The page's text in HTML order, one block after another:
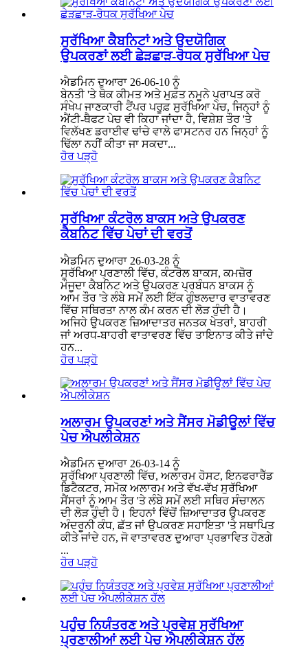
ਸੁਰੱਖਿਆ ਕੈਬਨਿਟਾਂ ਅਤੇ ਉਦਯੋਗਿਕ
ਉਪਕਰਣਾਂ ਲਈ ਛੇੜਛਾੜ-ਰੋਧਕ ਸੁਰੱਖਿਆ ਪੇਚ
ਐਡਮਿਨ ਦੁਆਰਾ 26-06-10 ਨੂੰ
ਬੇਨਤੀ 'ਤੇ ਥੋਕ ਕੀਮਤ ਅਤੇ ਮੁਫ਼ਤ ਨਮੂਨੇ ਪ੍ਰਾਪਤ ਕਰੋ
ਸੰਖੇਪ ਜਾਣਕਾਰੀ ਟੈਂਪਰ ਪਰੂਫ਼ ਸੁਰੱਖਿਆ ਪੇਚ, ਜਿਨ੍ਹਾਂ ਨੂੰ
ਐਂਟੀ-ਥੈਫਟ ਪੇਚ ਵੀ ਕਿਹਾ ਜਾਂਦਾ ਹੈ, ਵਿਸ਼ੇਸ਼ ਤੌਰ 'ਤੇ
ਵਿਲੱਖਣ ਡਰਾਈਵ ਢਾਂਚੇ ਵਾਲੇ ਫਾਸਟਨਰ ਹਨ ਜਿਨ੍ਹਾਂ ਨੂੰ
ਢਿੱਲਾ ਨਹੀਂ ਕੀਤਾ ਜਾ ਸਕਦਾ...
ਹੋਰ ਪੜ੍ਹੋ
ਸੁਰੱਖਿਆ ਕੰਟਰੋਲ ਬਾਕਸ ਅਤੇ ਉਪਕਰਣ
ਕੈਬਨਿਟ ਵਿੱਚ ਪੇਚਾਂ ਦੀ ਵਰਤੋਂ
ਐਡਮਿਨ ਦੁਆਰਾ 26-03-28 ਨੂੰ
ਸੁਰੱਖਿਆ ਪ੍ਰਣਾਲੀ ਵਿੱਚ, ਕੰਟਰੋਲ ਬਾਕਸ, ਕਮਜ਼ੋਰ
ਮੌਜੂਦਾ ਕੈਬਨਿਟ ਅਤੇ ਉਪਕਰਣ ਪ੍ਰਬੰਧਨ ਬਾਕਸ ਨੂੰ
ਆਮ ਤੌਰ 'ਤੇ ਲੰਬੇ ਸਮੇਂ ਲਈ ਇੱਕ ਗੁੰਝਲਦਾਰ ਵਾਤਾਵਰਣ
ਵਿੱਚ ਸਥਿਰਤਾ ਨਾਲ ਕੰਮ ਕਰਨ ਦੀ ਲੋੜ ਹੁੰਦੀ ਹੈ।
ਅਜਿਹੇ ਉਪਕਰਣ ਜ਼ਿਆਦਾਤਰ ਜਨਤਕ ਖੇਤਰਾਂ, ਬਾਹਰੀ
ਜਾਂ ਅਰਧ-ਬਾਹਰੀ ਵਾਤਾਵਰਣ ਵਿੱਚ ਤਾਇਨਾਤ ਕੀਤੇ ਜਾਂਦੇ
ਹਨ...
ਹੋਰ ਪੜ੍ਹੋ
ਅਲਾਰਮ ਉਪਕਰਣਾਂ ਅਤੇ ਸੈਂਸਰ ਮੋਡੀਊਲਾਂ ਵਿੱਚ
ਪੇਚ ਐਪਲੀਕੇਸ਼ਨ
ਐਡਮਿਨ ਦੁਆਰਾ 26-03-14 ਨੂੰ
ਸੁਰੱਖਿਆ ਪ੍ਰਣਾਲੀ ਵਿੱਚ, ਅਲਾਰਮ ਹੋਸਟ, ਇਨਫਰਾਰੈੱਡ
ਡਿਟੈਕਟਰ, ਸਮੋਕ ਅਲਾਰਮ ਅਤੇ ਵੱਖ-ਵੱਖ ਸੁਰੱਖਿਆ
ਸੈਂਸਰਾਂ ਨੂੰ ਆਮ ਤੌਰ 'ਤੇ ਲੰਬੇ ਸਮੇਂ ਲਈ ਸਥਿਰ ਸੰਚਾਲਨ
ਦੀ ਲੋੜ ਹੁੰਦੀ ਹੈ। ਇਹਨਾਂ ਵਿੱਚੋਂ ਜ਼ਿਆਦਾਤਰ ਉਪਕਰਣ
ਅੰਦਰੂਨੀ ਕੰਧ, ਛੱਤ ਜਾਂ ਉਪਕਰਣ ਸਹਾਇਤਾ 'ਤੇ ਸਥਾਪਿਤ
ਕੀਤੇ ਜਾਂਦੇ ਹਨ, ਜੋ ਵਾਤਾਵਰਣ ਦੁਆਰਾ ਪ੍ਰਭਾਵਿਤ ਹੋਣਗੇ
...
ਹੋਰ ਪੜ੍ਹੋ
ਪਹੁੰਚ ਨਿਯੰਤਰਣ ਅਤੇ ਪ੍ਰਵੇਸ਼ ਸੁਰੱਖਿਆ
ਪ੍ਰਣਾਲੀਆਂ ਲਈ ਪੇਚ ਐਪਲੀਕੇਸ਼ਨ ਹੱਲ